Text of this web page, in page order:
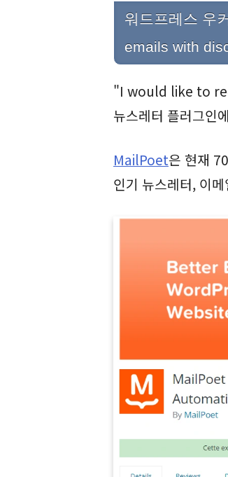
워드프레스 우
emails with
"I would like to
뉴스레터 플러그인
MailPoet은 현재
인기 뉴스레터, 이